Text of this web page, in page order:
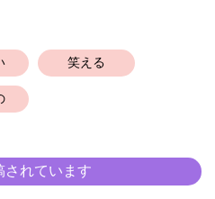
笑える
されています